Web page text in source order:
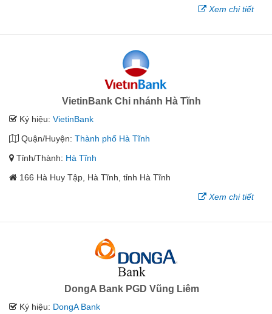
Xem chi tiết
VietinBank Chi nhánh Hà Tĩnh
Ký hiệu: VietinBank
Quận/Huyện: Thành phố Hà Tĩnh
Tỉnh/Thành: Hà Tĩnh
166 Hà Huy Tập, Hà Tĩnh, tỉnh Hà Tĩnh
Xem chi tiết
DongA Bank PGD Vũng Liêm
Ký hiệu: DongA Bank